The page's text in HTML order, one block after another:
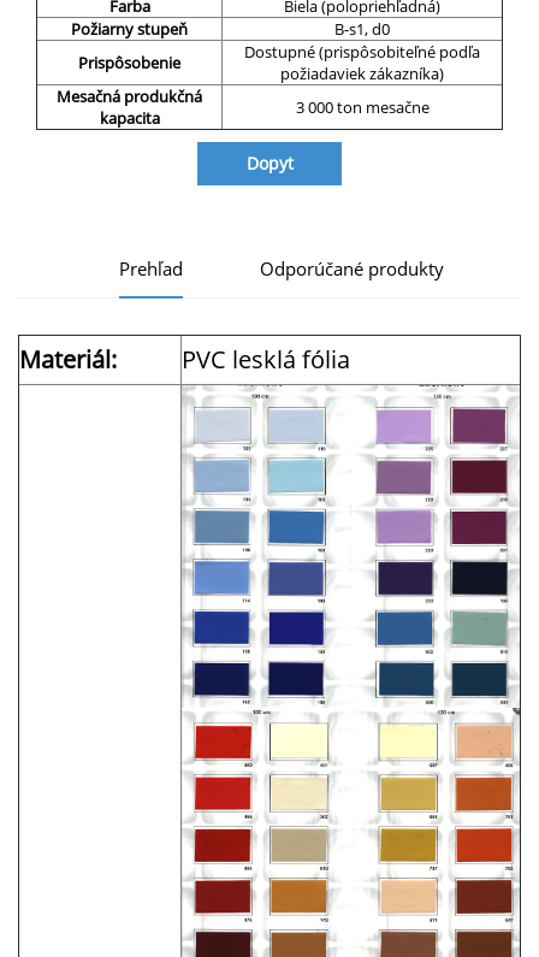
Farba
Biela (polopriehľadná)
Požiarny stupeň
B-s1, d0
Prispôsobenie
Dostupné (prispôsobiteľné podľa
požiadaviek zákazníka)
Mesačná produkčná
kapacita
3 000 ton mesačne
Dopyt
Prehľad Odporúčané produkty
Materiál: PVC lesklá fólia